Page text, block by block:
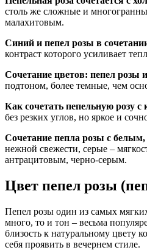
столь же сложные и
малахитовым.
Синий и пепел розы в
контраст которого усиливает
Сочетание цветов: пепел розы
подтоном, более темные, чем
Как сочетать пепельную розу
без резких углов, но яркое и
Сочетание пепла розы с
нежной свежести, серые –
антрацитовым, черно-серым.
Цвет пепел розы
Пепел розы один из самых
много, то и тон – весьма
близость к натуральному цвету
себя проявить в вечернем стиле.